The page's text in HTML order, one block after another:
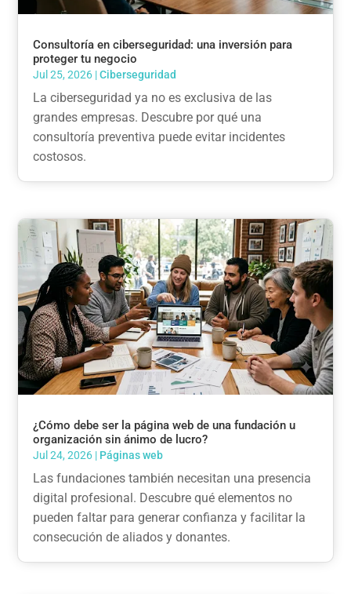
Consultoría en ciberseguridad: una inversión para
proteger tu negocio
Jul 25, 2026 |Ciberseguridad
La ciberseguridad ya no es exclusiva de las
grandes empresas. Descubre por qué una
consultoría preventiva puede evitar incidentes
costosos.
¿Cómo debe ser la página web de una fundación u
organización sin ánimo de lucro?
Jul 24, 2026 | Páginas web
Las fundaciones también necesitan una presencia
digital profesional. Descubre qué elementos no
pueden faltar para generar confianza y facilitar la
consecución de aliados y donantes.